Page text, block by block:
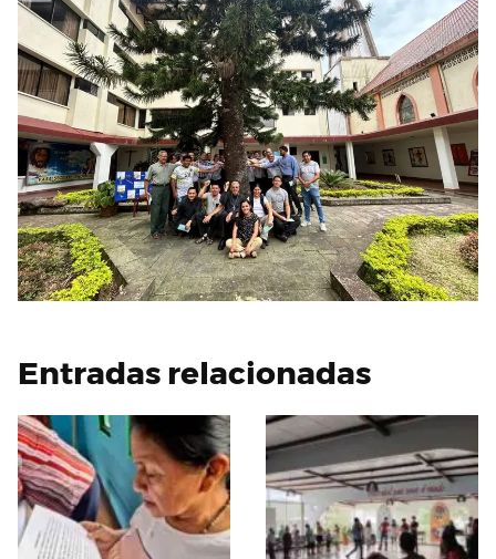
Entradas relacionadas